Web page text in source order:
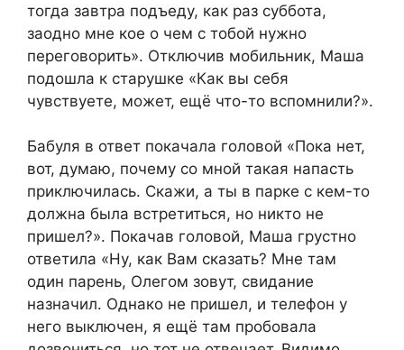
тогда завтра подъеду, как раз суббота,
заодно мне кое о чем с тобой нужно
переговорить». Отключив мобильник, Маша
подошла к старушке «Как вы себя
чувствуете, может, ещё что-то вспомнили?».
Бабуля в ответ покачала головой «Пока нет,
вот, думаю, почему со мной такая напасть
приключилась. Скажи, а ты в парке с кем-то
должна была встретиться, но никто не
пришел?». Покачав головой, Маша грустно
ответила «Ну, как Вам сказать? Мне там
один парень, Олегом зовут, свидание
назначил. Однако не пришел, и телефон у
него выключен, я ещё там пробовала